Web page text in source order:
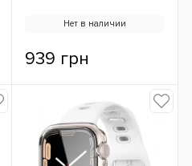
Нет в наличии
939 грн